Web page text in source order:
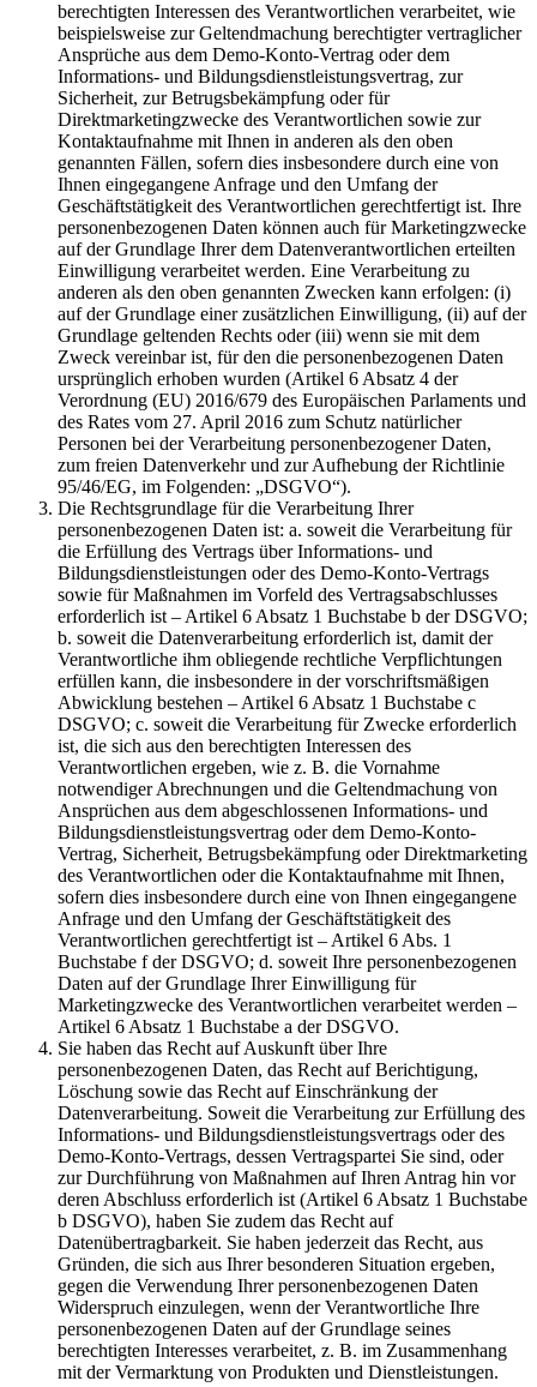
berechtigten Interessen des Verantwortlichen verarbeitet, wie
beispielsweise zur Geltendmachung berechtigter vertraglicher
Ansprüche aus dem Demo-Konto-Vertrag oder dem
Informations- und Bildungsdienstleistungsvertrag, zur
Sicherheit, zur Betrugsbekämpfung oder für
Direktmarketingzwecke des Verantwortlichen sowie zur
Kontaktaufnahme mit Ihnen in anderen als den oben
genannten Fällen, sofern dies insbesondere durch eine von
Ihnen eingegangene Anfrage und den Umfang der
Geschäftstätigkeit des Verantwortlichen gerechtfertigt ist. Ihre
personenbezogenen Daten können auch für Marketingzwecke
auf der Grundlage Ihrer dem Datenverantwortlichen erteilten
Einwilligung verarbeitet werden. Eine Verarbeitung zu
anderen als den oben genannten Zwecken kann erfolgen: (i)
auf der Grundlage einer zusätzlichen Einwilligung, (ii) auf der
Grundlage geltenden Rechts oder (iii) wenn sie mit dem
Zweck vereinbar ist, für den die personenbezogenen Daten
ursprünglich erhoben wurden (Artikel 6 Absatz 4 der
Verordnung (EU) 2016/679 des Europäischen Parlaments und
des Rates vom 27. April 2016 zum Schutz natürlicher
Personen bei der Verarbeitung personenbezogener Daten,
zum freien Datenverkehr und zur Aufhebung der Richtlinie
95/46/EG, im Folgenden: „DSGVO“).
Die Rechtsgrundlage für die Verarbeitung Ihrer
personenbezogenen Daten ist: a. soweit die Verarbeitung für
die Erfüllung des Vertrags über Informations- und
Bildungsdienstleistungen oder des Demo-Konto-Vertrags
sowie für Maßnahmen im Vorfeld des Vertragsabschlusses
erforderlich ist – Artikel 6 Absatz 1 Buchstabe b der DSGVO;
b. soweit die Datenverarbeitung erforderlich ist, damit der
Verantwortliche ihm obliegende rechtliche Verpflichtungen
erfüllen kann, die insbesondere in der vorschriftsmäßigen
Abwicklung bestehen – Artikel 6 Absatz 1 Buchstabe c
DSGVO; c. soweit die Verarbeitung für Zwecke erforderlich
ist, die sich aus den berechtigten Interessen des
Verantwortlichen ergeben, wie z. B. die Vornahme
notwendiger Abrechnungen und die Geltendmachung von
Ansprüchen aus dem abgeschlossenen Informations- und
Bildungsdienstleistungsvertrag oder dem Demo-Konto-
Vertrag, Sicherheit, Betrugsbekämpfung oder Direktmarketing
des Verantwortlichen oder die Kontaktaufnahme mit Ihnen,
sofern dies insbesondere durch eine von Ihnen eingegangene
Anfrage und den Umfang der Geschäftstätigkeit des
Verantwortlichen gerechtfertigt ist – Artikel 6 Abs. 1
Buchstabe f der DSGVO; d. soweit Ihre personenbezogenen
Daten auf der Grundlage Ihrer Einwilligung für
Marketingzwecke des Verantwortlichen verarbeitet werden –
Artikel 6 Absatz 1 Buchstabe a der DSGVO.
Sie haben das Recht auf Auskunft über Ihre
personenbezogenen Daten, das Recht auf Berichtigung,
Löschung sowie das Recht auf Einschränkung der
Datenverarbeitung. Soweit die Verarbeitung zur Erfüllung des
Informations- und Bildungsdienstleistungsvertrags oder des
Demo-Konto-Vertrags, dessen Vertragspartei Sie sind, oder
zur Durchführung von Maßnahmen auf Ihren Antrag hin vor
deren Abschluss erforderlich ist (Artikel 6 Absatz 1 Buchstabe
b DSGVO), haben Sie zudem das Recht auf
Datenübertragbarkeit. Sie haben jederzeit das Recht, aus
Gründen, die sich aus Ihrer besonderen Situation ergeben,
gegen die Verwendung Ihrer personenbezogenen Daten
Widerspruch einzulegen, wenn der Verantwortliche Ihre
personenbezogenen Daten auf der Grundlage seines
berechtigten Interesses verarbeitet, z. B. im Zusammenhang
mit der Vermarktung von Produkten und Dienstleistungen.